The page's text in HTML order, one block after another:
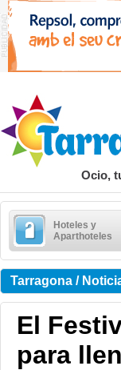
Ocio,
Hoteles y
Aparthoteles
Tarragona /
El
para